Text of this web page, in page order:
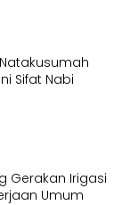
Sifat Nabi
Gerakan Irigasi
Umum